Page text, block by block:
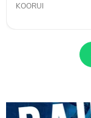
KOORUI